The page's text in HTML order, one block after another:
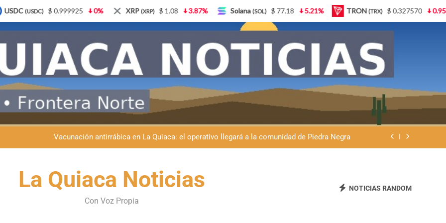
del Abuelo en La Quiaca: música, baile y un encuentro cargado de afecto en el hogar de ancianos
Fiestas patronales en La Quiaca: la Banda Municipal engalanó la serenata del barrio San Salvador
Vacunación antirrábica en La Quiaca: el operativo llegará a la comunidad de Piedra Negra
Retirados de Gendarmería en La Quiaca: realizarán una charla sobre trámites, haberes y Ganancias
Fiestas patronales en La Quiaca: la Banda Municipal engalanó la serenata del barrio San Salvador
Vacunación antirrábica en La Quiaca: el operativo llegará a la comunidad de Piedra Negra
La Quiaca Noticias
Con Voz Propia
NOTICIAS RANDOM
0% XRP(XRP) $ 1.08 3.87% Solana (SOL) $ 77.18 5.21% TRON(TRX) $ 0.327570 0.95% Lido Staked Ether